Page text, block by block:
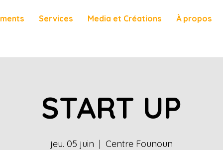
Services Media et Créations À propos
START UP
jeu. 05 juin
  |
Centre Founoun